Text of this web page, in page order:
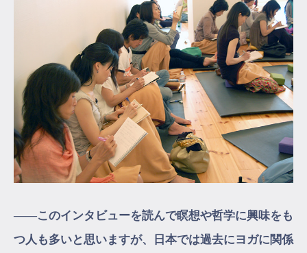
――このインタビューを読んで瞑想や哲学に興味をも
つ人も多いと思いますが、日本では過去にヨガに関係